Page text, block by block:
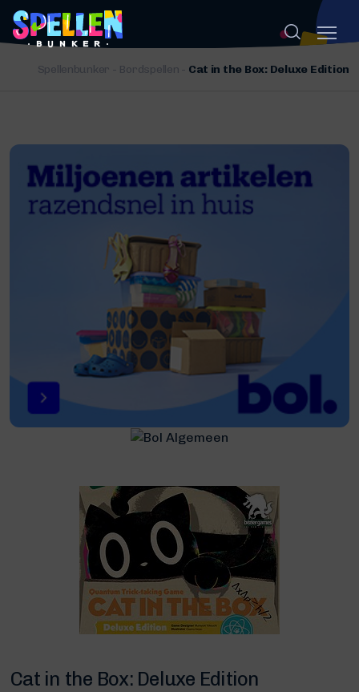
Spellenbunker - Bordspellen - Cat in the Box: Deluxe Edition
Cat in the Box: Deluxe Edition